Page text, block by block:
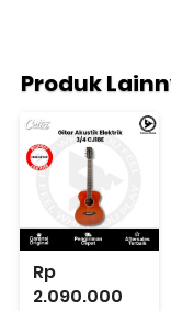
Produk
Rp
2.090.000